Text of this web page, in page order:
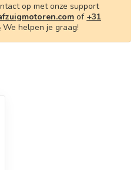
op met onze support
of +31
We helpen je graag!